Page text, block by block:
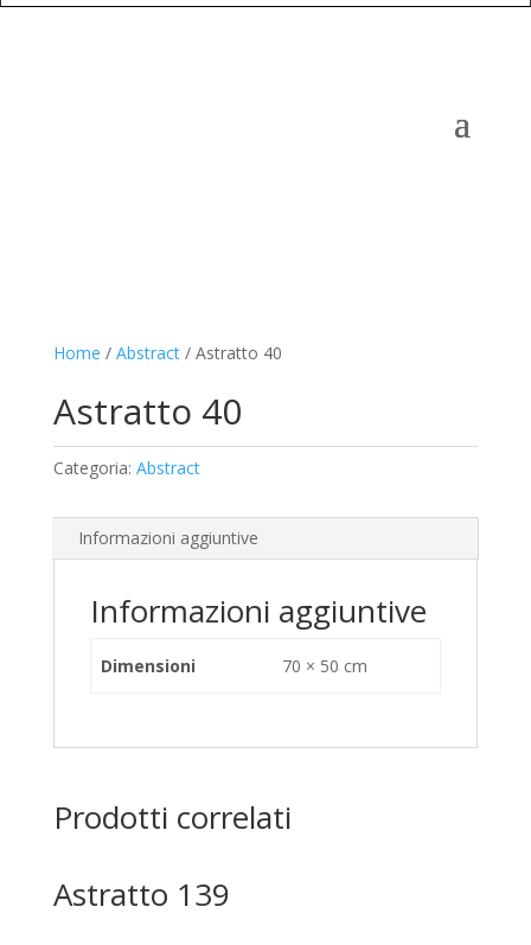
Home / Abstract/ Astratto 40
Astratto 40
Categoria: Abstract
Informazioni aggiuntive
Informazioni aggiuntive
Dimensioni 70 × 50 cm
Prodotti correlati
Astratto 139